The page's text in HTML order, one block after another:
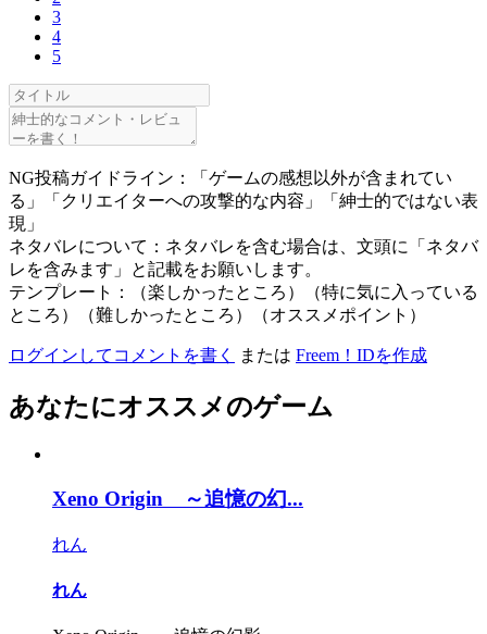
3
4
5
NG投稿ガイドライン：「ゲームの感想以外が含まれてい
る」「クリエイターへの攻撃的な内容」「紳士的ではない表
現」
ネタバレについて：ネタバレを含む場合は、文頭に「ネタバ
レを含みます」と記載をお願いします。
テンプレート：（楽しかったところ）（特に気に入っている
ところ）（難しかったところ）（オススメポイント）
ログインしてコメントを書く または Freem！IDを作成
あなたにオススメのゲーム
Xeno Origin ～追憶の幻...
れん
れん